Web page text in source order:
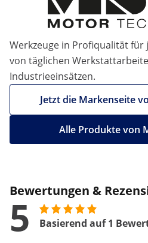
Werkzeuge in Profiqualität
von täglichen
Industrieeinsätzen.
Jetzt die Markenseite
Alle Produkte von
Bewertungen &
5 Basierend auf 1